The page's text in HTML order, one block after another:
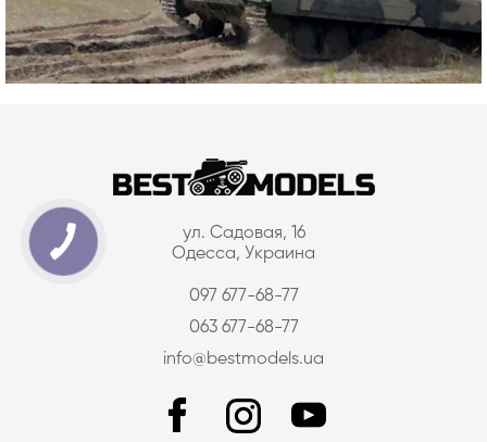
ул. Садовая, 16
Одесса, Украина
097 677-68-77
063 677-68-77
info@bestmodels.ua